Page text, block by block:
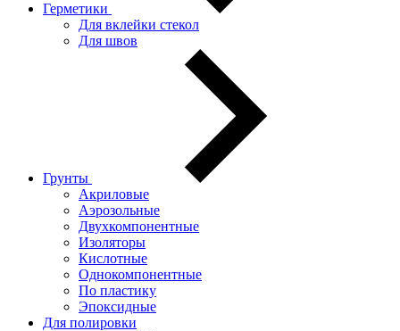
Герметики
Для вклейки стекол
Для швов
Грунты
Акриловые
Аэрозольные
Двухкомпонентные
Изоляторы
Кислотные
Однокомпонентные
По пластику
Эпоксидные
Для полировки